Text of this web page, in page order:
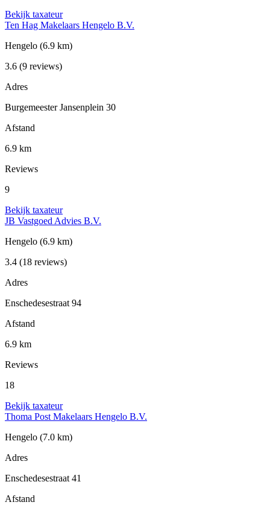
Bekijk taxateur
Ten Hag Makelaars Hengelo B.V.
Hengelo (6.9 km)
3.6 (9 reviews)
Adres
Burgemeester Jansenplein 30
Afstand
6.9 km
Reviews
9
Bekijk taxateur
JB Vastgoed Advies B.V.
Hengelo (6.9 km)
3.4 (18 reviews)
Adres
Enschedesestraat 94
Afstand
6.9 km
Reviews
18
Bekijk taxateur
Thoma Post Makelaars Hengelo B.V.
Hengelo (7.0 km)
Adres
Enschedesestraat 41
Afstand